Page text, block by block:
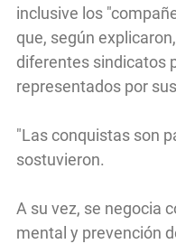
inclusive los
que, según
diferentes sindicatos
representados por
"Las conquistas son
sostuvieron.
A su vez, se negocia
mental y prevención